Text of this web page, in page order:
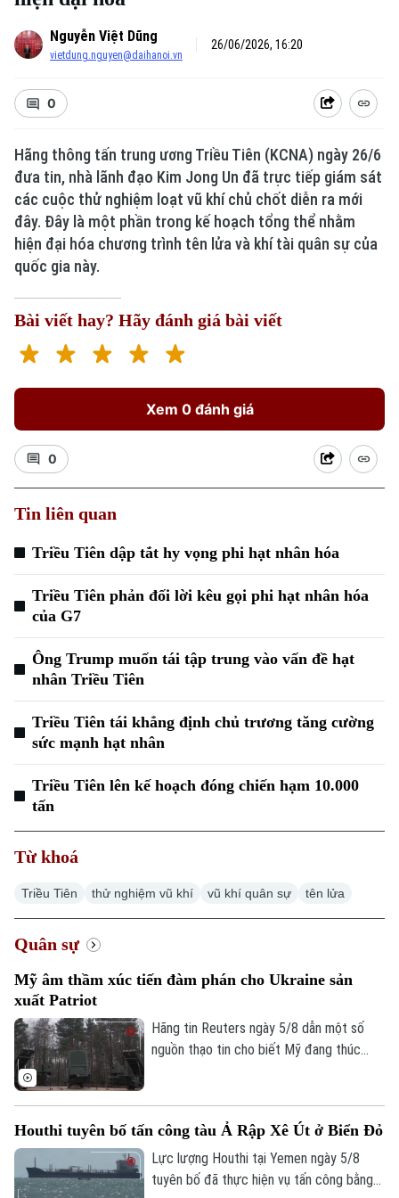
Nguyễn Việt Dũng
vietdung.nguyen@daihanoi.vn
26/06/2026, 16:20
0
Hãng thông tấn trung ương Triều Tiên (KCNA) ngày 26/6
đưa tin, nhà lãnh đạo Kim Jong Un đã trực tiếp giám sát
các cuộc thử nghiệm loạt vũ khí chủ chốt diễn ra mới
đây. Đây là một phần trong kế hoạch tổng thể nhằm
hiện đại hóa chương trình tên lửa và khí tài quân sự của
quốc gia này.
Bài viết hay? Hãy đánh giá bài viết
Xem 0 đánh giá
0
Tin liên quan
Triều Tiên dập tắt hy vọng phi hạt nhân hóa
Triều Tiên phản đối lời kêu gọi phi hạt nhân hóa
của G7
Ông Trump muốn tái tập trung vào vấn đề hạt
nhân Triều Tiên
Triều Tiên tái khẳng định chủ trương tăng cường
sức mạnh hạt nhân
Triều Tiên lên kế hoạch đóng chiến hạm 10.000
tấn
Từ khoá
Triều Tiên thử nghiệm vũ khí vũ khí quân sự tên lửa
Quân sự
Mỹ âm thầm xúc tiến đàm phán cho Ukraine sản
xuất Patriot
Hãng tin Reuters ngày 5/8 dẫn một số
nguồn thạo tin cho biết Mỹ đang thúc
hụt loại vũ khí quan trọng này để đối phó
các cuộc tập kích của Nga.
Houthi tuyên bố tấn công tàu Ả Rập Xê Út ở Biển Đỏ
Lực lượng Houthi tại Yemen ngày 5/8
tuyên bố đã thực hiện vụ tấn công bằng